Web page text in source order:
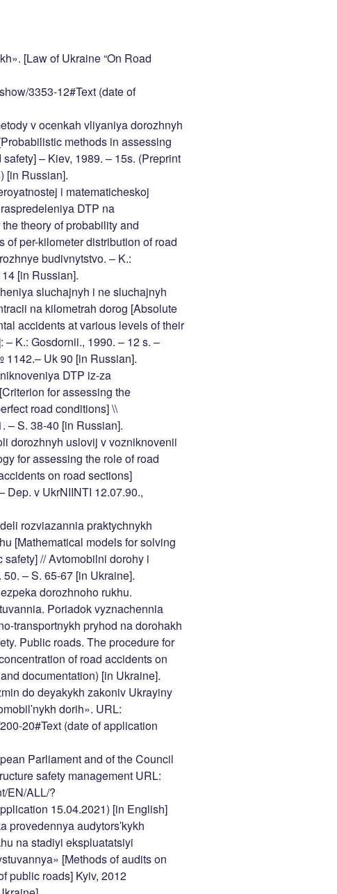
[Law of Ukraine “On Road
3353-12#Text (date of
v ocenkah vliyaniya dorozhnyh
methods in assessing
– Kiev, 1989. – 15s. (Preprint
[in Russian].
i matematicheskoj
DTP na
theory of probability and
of per-kilometer distribution of road
budivnytstvo. – K.:
[in Russian].
sluchajnyh i ne sluchajnyh
na kilometrah dorog [Absolute
accidents at various levels of their
K.: Gosdornii., 1990. – 12 s. –
Uk 90 [in Russian].
DTP iz-za
for assessing the
road conditions] \\
– S. 38-40 [in Russian].
dorozhnyh uslovij v vozniknovenii
for assessing the role of road
on road sections]
Dep. v UkrNIINTI 12.07.90.,
rozviazannia praktychnykh
[Mathematical models for solving
// Avtomobilni dorohy i
– S. 65-67 [in Ukraine].
dorozhnoho rukhu.
Poriadok vyznachennia
transportnykh pryhod na dorohakh
Public roads. The procedure for
of road accidents on
documentation) [in Ukraine].
do deyakykh zakoniv Ukrayiny
dorih». URL:
20#Text (date of application
Parliament and of the Council
safety management URL:
EN/ALL/?
15.04.2021) [in English]
provedennya audytorsʹkykh
na stadiyi ekspluatatsiyi
[Methods of audits on
public roads] Kyiv, 2012